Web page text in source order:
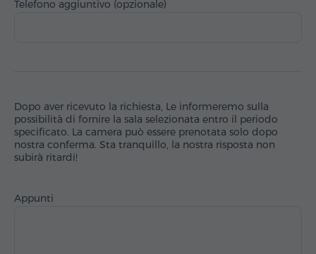
Telefono aggiuntivo (opzionale)
Dopo aver ricevuto la richiesta, Le informeremo sulla
possibilità di fornire la sala selezionata entro il periodo
specificato. La camera può essere prenotata solo dopo
nostra conferma. Sta tranquillo, la nostra risposta non
subirà ritardi!
Appunti